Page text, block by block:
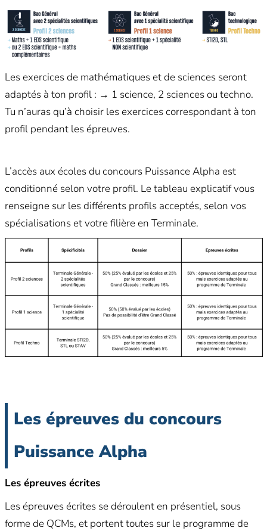
Les exercices de mathématiques et de sciences seront
adaptés à ton profil : → 1 science, 2 sciences ou techno.
Tu n’auras qu’à choisir les exercices correspondant à ton
profil pendant les épreuves.
L’accès aux écoles du concours Puissance Alpha est
conditionné selon votre profil. Le tableau explicatif vous
renseigne sur les différents profils acceptés, selon vos
spécialisations et votre filière en Terminale.
Les épreuves du concours
Puissance Alpha
Les épreuves écrites
Les épreuves écrites se déroulent en présentiel, sous
forme de QCMs, et portent toutes sur le programme de